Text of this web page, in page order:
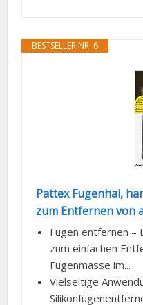
BESTSELLER NR. 6
Pattex Fugenhai,
zum Entfernen von
Fugen entfernen –
zum einfachen
Fugenmasse im...
Vielseitige